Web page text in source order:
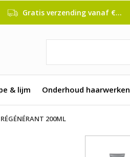
& lijm Onderhoud haarwerken
Gratis verzending vanaf € 45 ,-
200ML